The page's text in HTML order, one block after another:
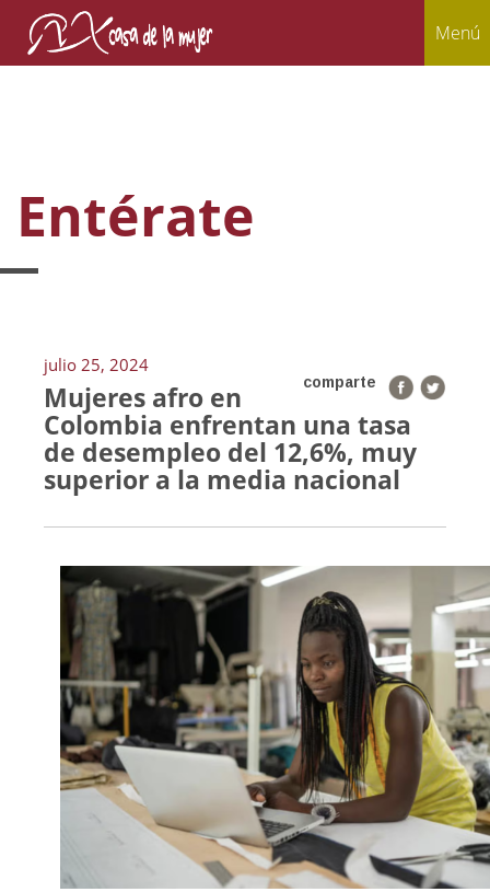
Menú
Entérate
julio 25, 2024
comparte
Mujeres afro en
Colombia enfrentan una tasa
de desempleo del 12,6%, muy
superior a la media nacional